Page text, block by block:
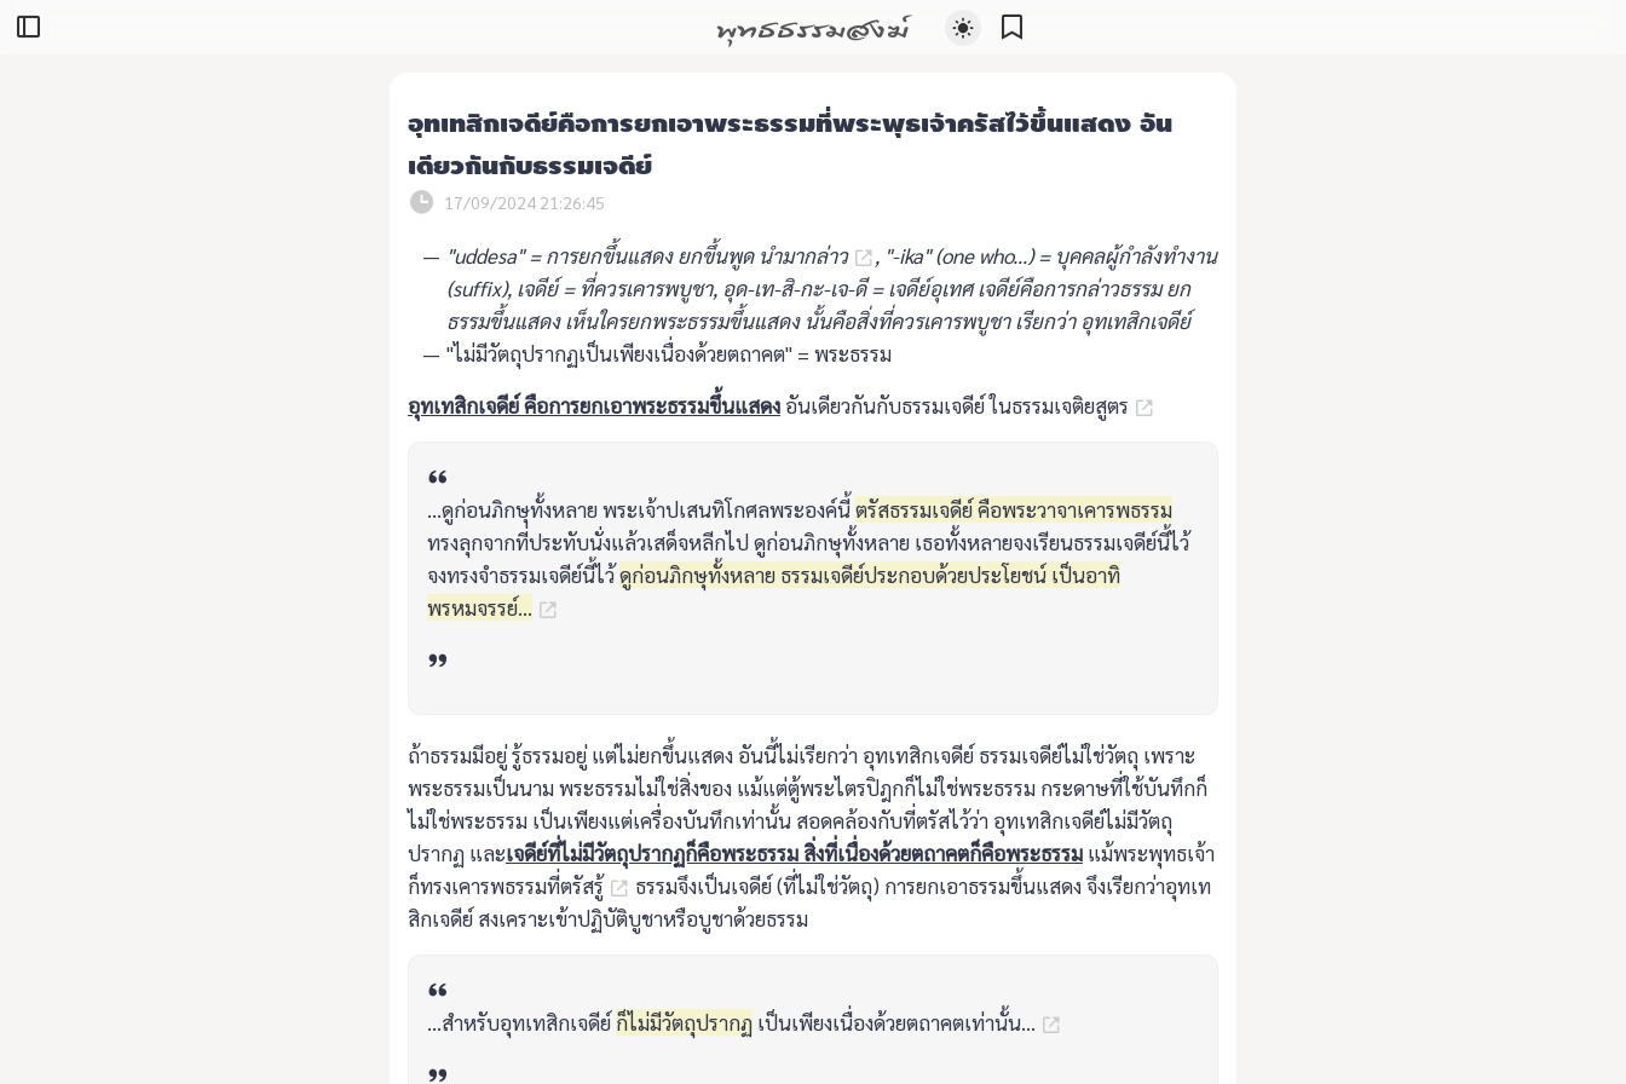
พุทธธรรมสงฆ์
อุทเทสิกเจดีย์คือการยกเอาพระธรรมที่พระพุธเจ้าครัสไว้ขึ้นแสดง อัน
เดียวกันกับธรรมเจดีย์
17/09/2024 21:26:45
"uddesa" = การยกขึ้นแสดง ยกขึ้นพูด นำมากล่าว
, "-ika" (one who...) = บุคคลผู้กำลังทำงาน
(suffix), เจดีย์ = ที่ควรเคารพบูชา, อุด-เท-สิ-กะ-เจ-ดี = เจดีย์อุเทศ เจดีย์คือการกล่าวธรรม ยก
ธรรมขึ้นแสดง เห็นใครยกพระธรรมขึ้นแสดง นั้นคือสิ่งที่ควรเคารพบูชา เรียกว่า อุทเทสิกเจดีย์
"ไม่มีวัตถุปรากฏเป็นเพียงเนื่องด้วยตถาคต" = พระธรรม
อุทเทสิกเจดีย์ คือการยกเอาพระธรรมขึ้นแสดง อันเดียวกันกับธรรมเจดีย์ ในธรรมเจติยสูตร
...ดูก่อนภิกษุทั้งหลาย พระเจ้าปเสนทิโกศลพระองค์นี้ตรัสธรรมเจดีย์ คือพระวาจาเคารพธรรม
ทรงลุกจากที่ประทับนั่งแล้วเสด็จหลีกไป ดูก่อนภิกษุทั้งหลาย เธอทั้งหลายจงเรียนธรรมเจดีย์นี้ไว้
จงทรงจำธรรมเจดีย์นี้ไว้ดูก่อนภิกษุทั้งหลาย ธรรมเจดีย์ประกอบด้วยประโยชน์ เป็นอาทิ
พรหมจรรย์...
ถ้าธรรมมีอยู่ รู้ธรรมอยู่ แต่ไม่ยกขึ้นแสดง อันนี้ไม่เรียกว่า อุทเทสิกเจดีย์ ธรรมเจดีย์ไม่ใช่วัตถุ เพราะ
พระธรรมเป็นนาม พระธรรมไม่ใช่สิ่งของ แม้แต่ตู้พระไตรปิฎกก็ไม่ใช่พระธรรม กระดาษที่ใช้บันทึกก็
ไม่ใช่พระธรรม เป็นเพียงแต่เครื่องบันทึกเท่านั้น สอดคล้องกับที่ตรัสไว้ว่า อุทเทสิกเจดีย์ไม่มีวัตถุ
ปรากฏ และเจดีย์ที่ไม่มีวัตถุปรากฏก็คือพระธรรม สิ่งที่เนื่องด้วยตถาคตก็คือพระธรรม แม้พระพุทธเจ้า
ก็ทรงเคารพธรรมที่ตรัสรู้
ธรรมจึงเป็นเจดีย์ (ที่ไม่ใช่วัตถุ) การยกเอาธรรมขึ้นแสดง จึงเรียกว่าอุทเท
สิกเจดีย์ สงเคราะเข้าปฏิบัติบูชาหรือบูชาด้วยธรรม
...สำหรับอุทเทสิกเจดีย์ ก็ไม่มีวัตถุปรากฏ เป็นเพียงเนื่องด้วยตถาคตเท่านั้น...